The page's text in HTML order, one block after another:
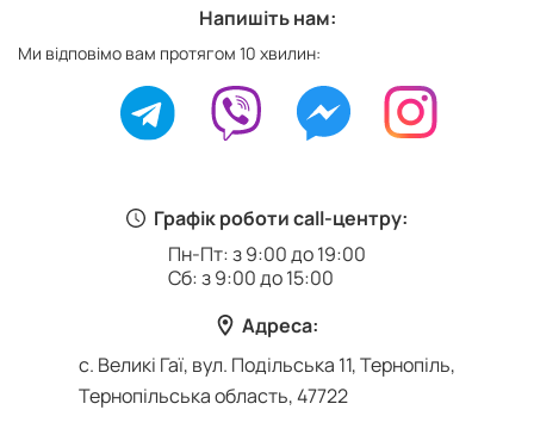
Графік роботи call-центру:
Пн-Пт: з 9:00 до 19:00
Сб: з 9:00 до 15:00
Адреса:
с. Великі Гаї, вул. Подільська 11, Тернопіль,
Тернопільська область, 47722
Напишіть нам:
Ми відповімо вам протягом 10 хвилин: